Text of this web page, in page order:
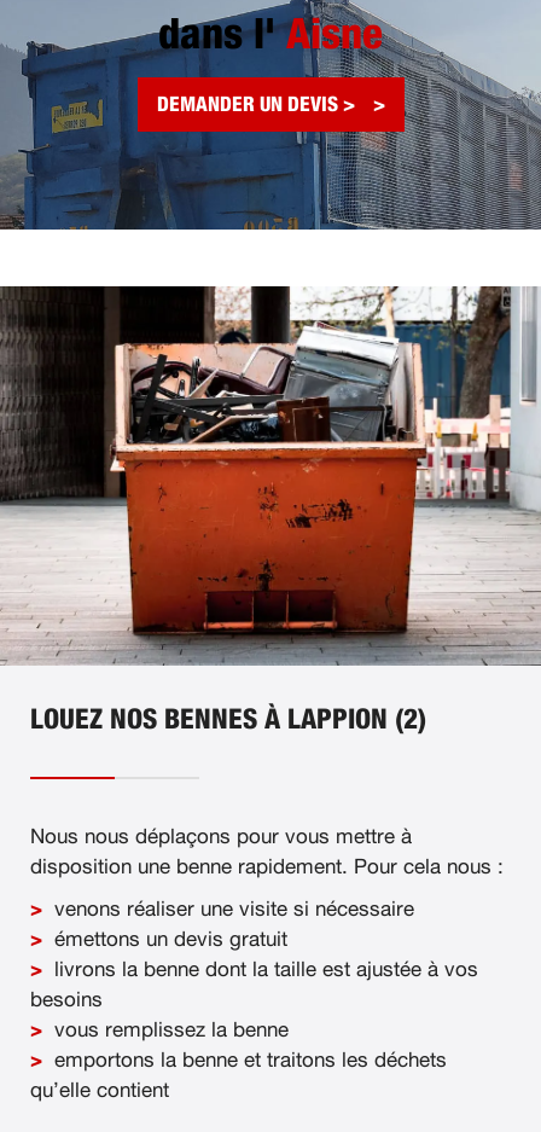
dans l'Aisne
DEMANDER UN DEVIS >
LOUEZ NOS BENNES À LAPPION (2)
Nous nous déplaçons pour vous mettre à
disposition une benne rapidement. Pour cela nous :
venons réaliser une visite si nécessaire
émettons un devis gratuit
livrons la benne dont la taille est ajustée à vos
besoins
vous remplissez la benne
emportons la benne et traitons les déchets
qu’elle contient